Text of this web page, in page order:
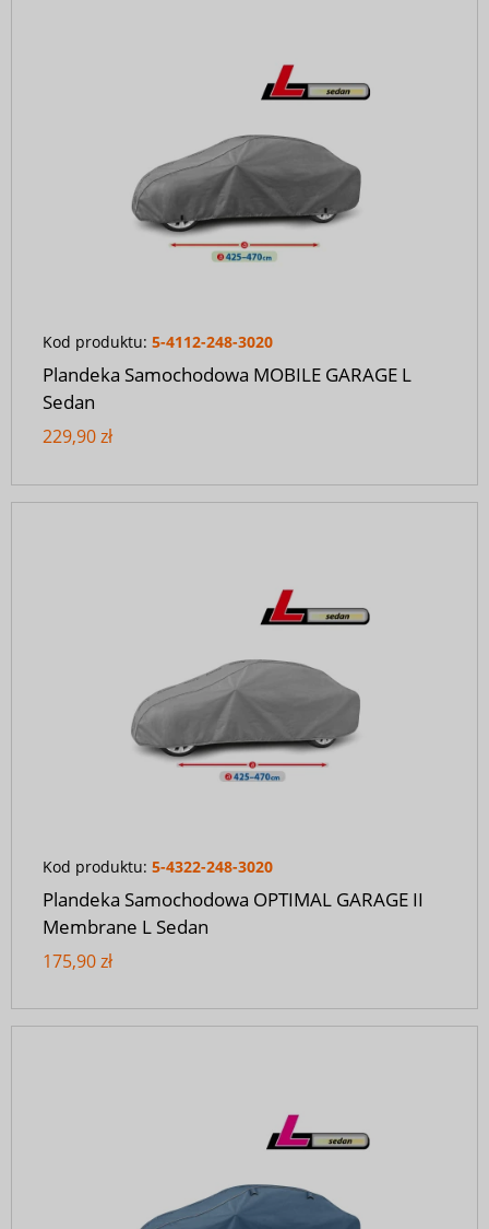
Kod produktu: 5-4112-248-3020
Plandeka Samochodowa MOBILE GARAGE L
Sedan
229,90 zł
Kod produktu: 5-4322-248-3020
Plandeka Samochodowa OPTIMAL GARAGE II
Membrane L Sedan
175,90 zł